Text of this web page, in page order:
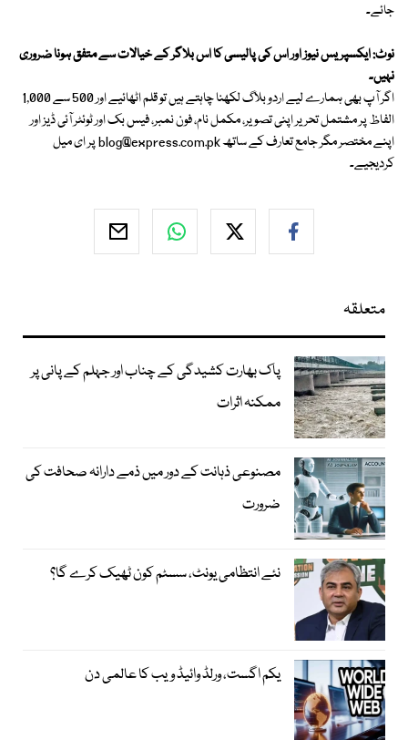
جائے۔
نوٹ: ایکسپریس نیوز اور اس کی پالیسی کا اس بلاگر کے خیالات سے متفق ہونا ضروری
نہیں۔
اگر آپ بھی ہمارے لیے اردو بلاگ لکھنا چاہتے ہیں تو قلم اٹھائیے اور 500 سے 1,000
الفاظ پر مشتمل تحریر اپنی تصویر، مکمل نام، فون نمبر، فیس بک اور ٹوئٹر آئی ڈیز اور
اپنے مختصر مگر جامع تعارف کے ساتھblog@express.com.pkپر ای میل
کردیجیے۔
متعلقہ
پاک بھارت کشیدگی کے چناب اور جہلم کے پانی پر
ممکنہ اثرات
مصنوعی ذہانت کے دور میں ذمے دارانہ صحافت کی
ضرورت
نئے انتظامی یونٹ، سسٹم کون ٹھیک کرے گا؟
یکم اگست، ورلڈ وائیڈ ویب کا عالمی دن